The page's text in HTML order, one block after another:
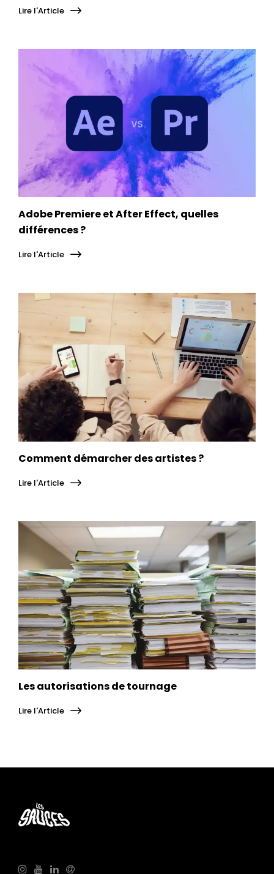
Lire l'Article
Adobe Premiere et After Effect, quelles
différences ?
Lire l'Article
Comment démarcher des artistes ?
Lire l'Article
Les autorisations de tournage
Lire l'Article